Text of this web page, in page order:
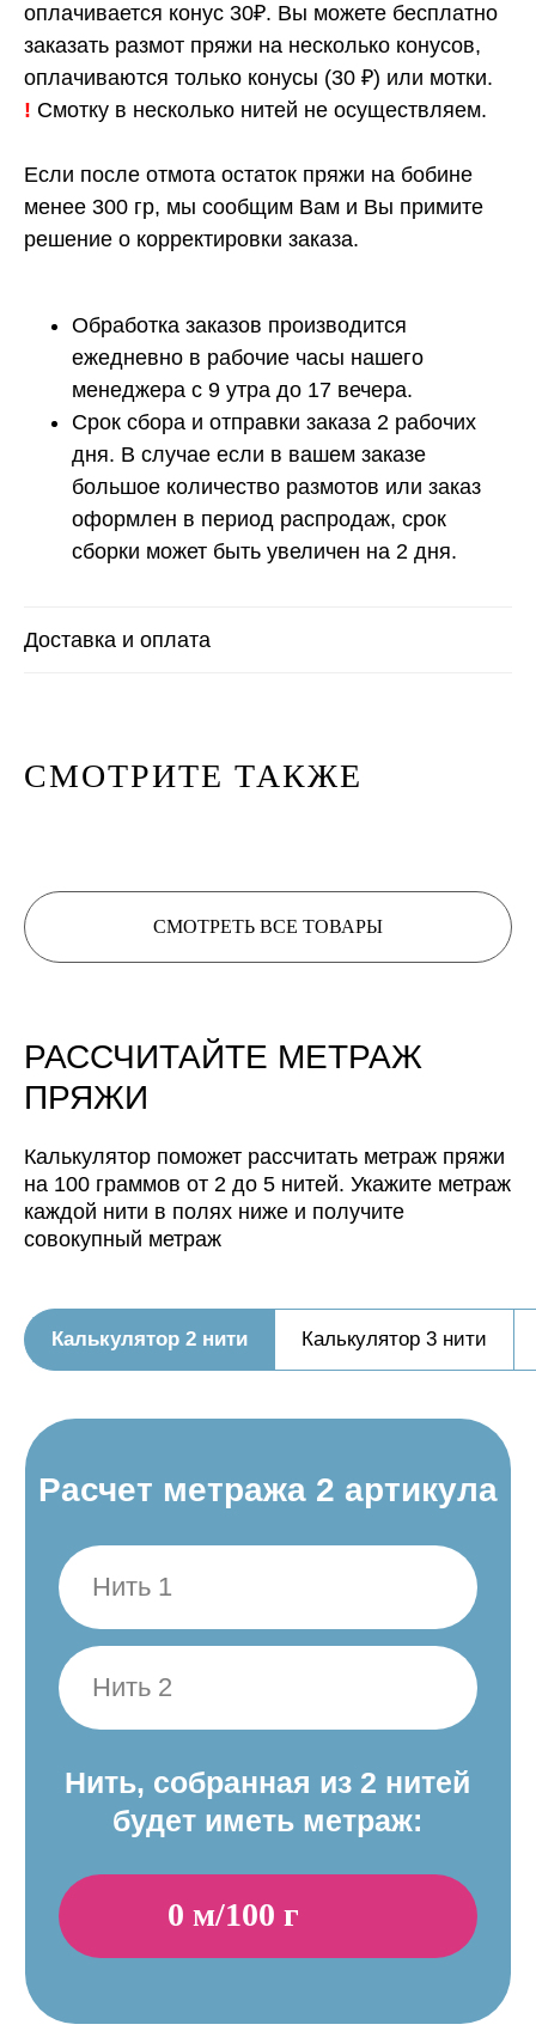
оплачивается конус 30₽. Вы можете бесплатно
заказать размот пряжи на несколько конусов,
оплачиваются только конусы (30 ₽) или мотки.
! Смотку в несколько нитей не осуществляем.
Если после отмота остаток пряжи на бобине
менее 300 гр, мы сообщим Вам и Вы примите
решение о корректировки заказа.
Обработка заказов производится
ежедневно в рабочие часы нашего
менеджера с 9 утра до 17 вечера.
Срок сбора и отправки заказа 2 рабочих
дня. В случае если в вашем заказе
большое количество размотов или заказ
оформлен в период распродаж, срок
сборки может быть увеличен на 2 дня.
Доставка и оплата
СМОТРИТЕ ТАКЖЕ
СМОТРЕТЬ ВСЕ ТОВАРЫ
РАССЧИТАЙТЕ МЕТРАЖ
ПРЯЖИ
Калькулятор поможет рассчитать метраж пряжи
на 100 граммов от 2 до 5 нитей. Укажите метраж
каждой нити в полях ниже и получите
совокупный метраж
Калькулятор 2 нити Калькулятор 3 нити
Нить 1
Нить, собранная из 2 нитей
Нить 2
Расчет метража 3 артикула
Нить, собранная из 3 нитей
будет иметь метраж:
Нить 2
Нить 4
Расчет метража 4 артикула
Нить, собранная из 4 нитей
0 м/100 г
Нить 2
Нить 4
Нить 5
Расчет метража 5
артикулов
Нить, собранная из 5 нитей
будет иметь метраж:
0м/100 г